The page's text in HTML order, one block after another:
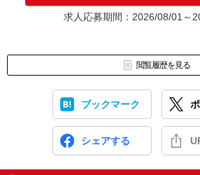
求人応募期間：2026/08/01～
閲覧履歴を見る
ブックマーク
シェアする